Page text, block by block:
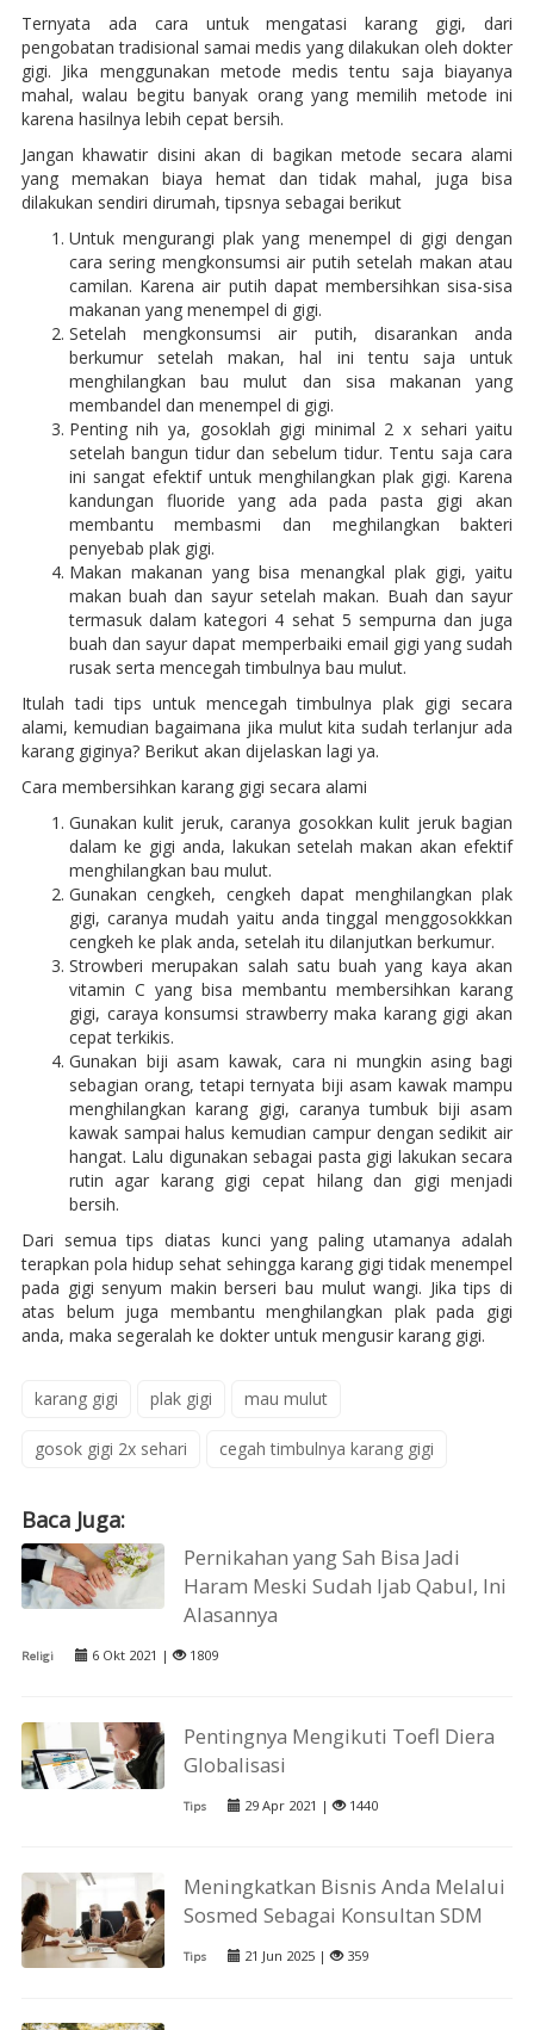
Ternyata ada cara untuk mengatasi karang gigi, dari
pengobatan tradisional samai medis yang dilakukan oleh dokter
gigi. Jika menggunakan metode medis tentu saja biayanya
mahal, walau begitu banyak orang yang memilih metode ini
karena hasilnya lebih cepat bersih.
Jangan khawatir disini akan di bagikan metode secara alami
yang memakan biaya hemat dan tidak mahal, juga bisa
dilakukan sendiri dirumah, tipsnya sebagai berikut
Untuk mengurangi plak yang menempel di gigi dengan
cara sering mengkonsumsi air putih setelah makan atau
camilan. Karena air putih dapat membersihkan sisa-sisa
makanan yang menempel di gigi.
Setelah mengkonsumsi air putih, disarankan anda
berkumur setelah makan, hal ini tentu saja untuk
menghilangkan bau mulut dan sisa makanan yang
membandel dan menempel di gigi.
Penting nih ya, gosoklah gigi minimal 2 x sehari yaitu
setelah bangun tidur dan sebelum tidur. Tentu saja cara
ini sangat efektif untuk menghilangkan plak gigi. Karena
kandungan fluoride yang ada pada pasta gigi akan
membantu membasmi dan meghilangkan bakteri
penyebab plak gigi.
Makan makanan yang bisa menangkal plak gigi, yaitu
makan buah dan sayur setelah makan. Buah dan sayur
termasuk dalam kategori 4 sehat 5 sempurna dan juga
buah dan sayur dapat memperbaiki email gigi yang sudah
rusak serta mencegah timbulnya bau mulut.
Itulah tadi tips untuk mencegah timbulnya plak gigi secara
alami, kemudian bagaimana jika mulut kita sudah terlanjur ada
karang giginya? Berikut akan dijelaskan lagi ya.
Cara membersihkan karang gigi secara alami
Gunakan kulit jeruk, caranya gosokkan kulit jeruk bagian
dalam ke gigi anda, lakukan setelah makan akan efektif
menghilangkan bau mulut.
Gunakan cengkeh, cengkeh dapat menghilangkan plak
gigi, caranya mudah yaitu anda tinggal menggosokkkan
cengkeh ke plak anda, setelah itu dilanjutkan berkumur.
Strowberi merupakan salah satu buah yang kaya akan
vitamin C yang bisa membantu membersihkan karang
gigi, caraya konsumsi strawberry maka karang gigi akan
cepat terkikis.
Gunakan biji asam kawak, cara ni mungkin asing bagi
sebagian orang, tetapi ternyata biji asam kawak mampu
menghilangkan karang gigi, caranya tumbuk biji asam
kawak sampai halus kemudian campur dengan sedikit air
hangat. Lalu digunakan sebagai pasta gigi lakukan secara
rutin agar karang gigi cepat hilang dan gigi menjadi
bersih.
Dari semua tips diatas kunci yang paling utamanya adalah
terapkan pola hidup sehat sehingga karang gigi tidak menempel
pada gigi senyum makin berseri bau mulut wangi. Jika tips di
atas belum juga membantu menghilangkan plak pada gigi
anda, maka segeralah ke dokter untuk mengusir karang gigi.
karang gigi plak gigi mau mulut
gosok gigi 2x sehari cegah timbulnya karang gigi
Baca Juga:
Pernikahan yang Sah Bisa Jadi
Haram Meski Sudah Ijab Qabul, Ini
Alasannya
Religi 6 Okt 2021 | 1809
Pentingnya Mengikuti Toefl Diera
Globalisasi
Tips 29 Apr 2021 | 1440
Meningkatkan Bisnis Anda Melalui
Sosmed Sebagai Konsultan SDM
Tips 21 Jun 2025 | 359